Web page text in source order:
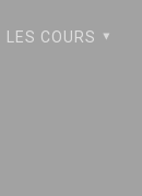
LES COURS